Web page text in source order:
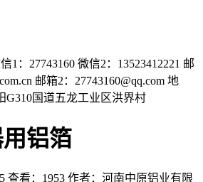
1：27743160 微信2：13523412221 邮
邮箱2：27743160@qq.com 地
G310国道五龙工业区洪界村
铝箔
查看：1953 作者：河南中原铝业有限